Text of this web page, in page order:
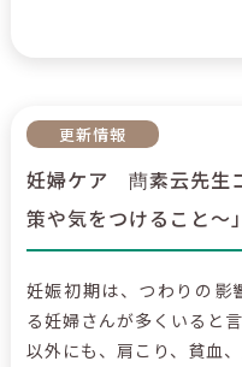
更新情報
妊婦ケア 蔄素云先生
策や気をつけること～
妊娠初期は、つわりの影
る妊婦さんが多くいると
以外にも、肩こり、貧血